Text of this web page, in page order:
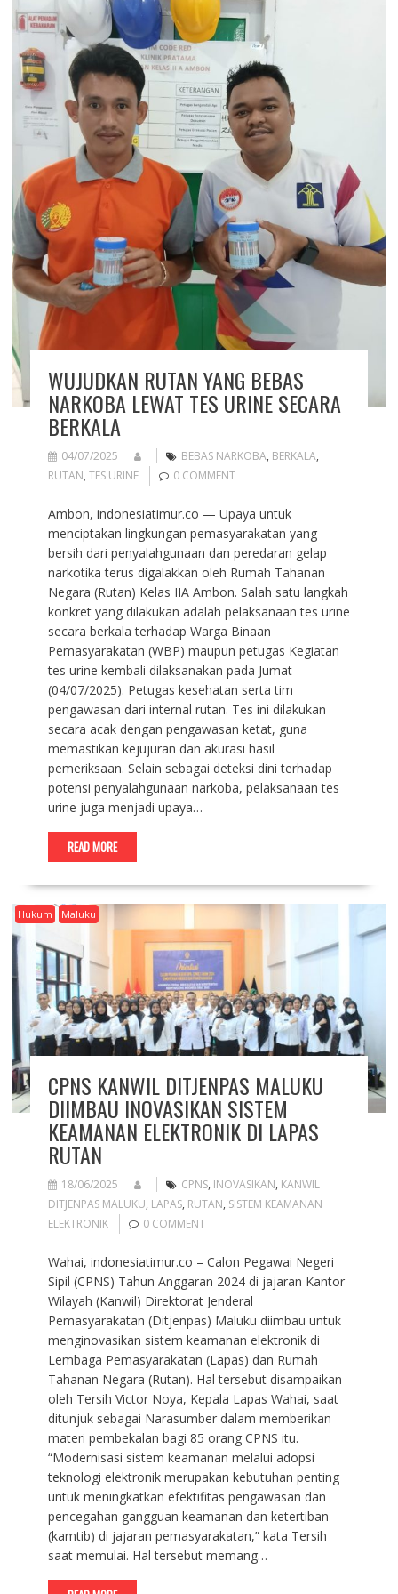
WUJUDKAN RUTAN YANG BEBAS
NARKOBA LEWAT TES URINE SECARA
BERKALA
04/07/2025 BEBAS NARKOBA, BERKALA,
RUTAN, TES URINE 0 COMMENT
Ambon, indonesiatimur.co — Upaya untuk
menciptakan lingkungan pemasyarakatan yang
bersih dari penyalahgunaan dan peredaran gelap
narkotika terus digalakkan oleh Rumah Tahanan
Negara (Rutan) Kelas IIA Ambon. Salah satu langkah
konkret yang dilakukan adalah pelaksanaan tes urine
secara berkala terhadap Warga Binaan
Pemasyarakatan (WBP) maupun petugas Kegiatan
tes urine kembali dilaksanakan pada Jumat
(04/07/2025). Petugas kesehatan serta tim
pengawasan dari internal rutan. Tes ini dilakukan
secara acak dengan pengawasan ketat, guna
memastikan kejujuran dan akurasi hasil
pemeriksaan. Selain sebagai deteksi dini terhadap
potensi penyalahgunaan narkoba, pelaksanaan tes
urine juga menjadi upaya…
READ MORE
Hukum Maluku
CPNS KANWIL DITJENPAS MALUKU
DIIMBAU INOVASIKAN SISTEM
KEAMANAN ELEKTRONIK DI LAPAS
RUTAN
18/06/2025 CPNS, INOVASIKAN, KANWIL
DITJENPAS MALUKU, LAPAS, RUTAN, SISTEM KEAMANAN
ELEKTRONIK
0 COMMENT
Wahai, indonesiatimur.co – Calon Pegawai Negeri
Sipil (CPNS) Tahun Anggaran 2024 di jajaran Kantor
Wilayah (Kanwil) Direktorat Jenderal
Pemasyarakatan (Ditjenpas) Maluku diimbau untuk
menginovasikan sistem keamanan elektronik di
Lembaga Pemasyarakatan (Lapas) dan Rumah
Tahanan Negara (Rutan). Hal tersebut disampaikan
oleh Tersih Victor Noya, Kepala Lapas Wahai, saat
ditunjuk sebagai Narasumber dalam memberikan
materi pembekalan bagi 85 orang CPNS itu.
“Modernisasi sistem keamanan melalui adopsi
teknologi elektronik merupakan kebutuhan penting
untuk meningkatkan efektifitas pengawasan dan
pencegahan gangguan keamanan dan ketertiban
(kamtib) di jajaran pemasyarakatan,” kata Tersih
saat memulai. Hal tersebut memang…